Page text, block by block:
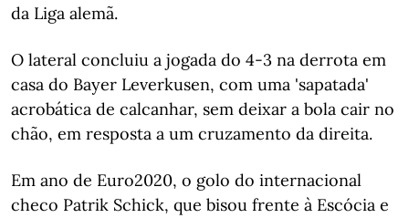
da Liga alemã.
O lateral concluiu a jogada do 4-3 na derrota em
casa do Bayer Leverkusen, com uma 'sapatada'
acrobática de calcanhar, sem deixar a bola cair no
chão, em resposta a um cruzamento da direita.
Em ano de Euro2020, o golo do internacional
checo Patrik Schick, que bisou frente à Escócia e